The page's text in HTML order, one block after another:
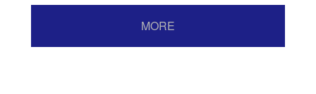
MORE